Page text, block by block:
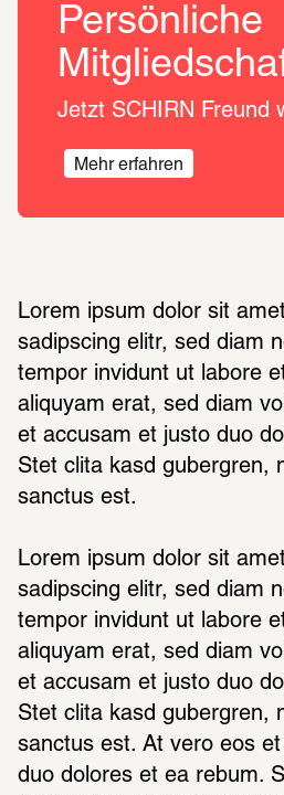
Persönliche
Jetzt SCHIRN Freund
Mehr erfahren
Lorem ipsum dolor sit
sadipscing elitr, sed diam
tempor invidunt ut labore
aliquyam erat, sed diam
et accusam et justo duo
Stet clita kasd gubergren,
sanctus est.
Lorem ipsum dolor sit
sadipscing elitr, sed diam
tempor invidunt ut labore
aliquyam erat, sed diam
et accusam et justo duo
Stet clita kasd gubergren,
sanctus est. At vero eos
duo dolores et ea rebum.